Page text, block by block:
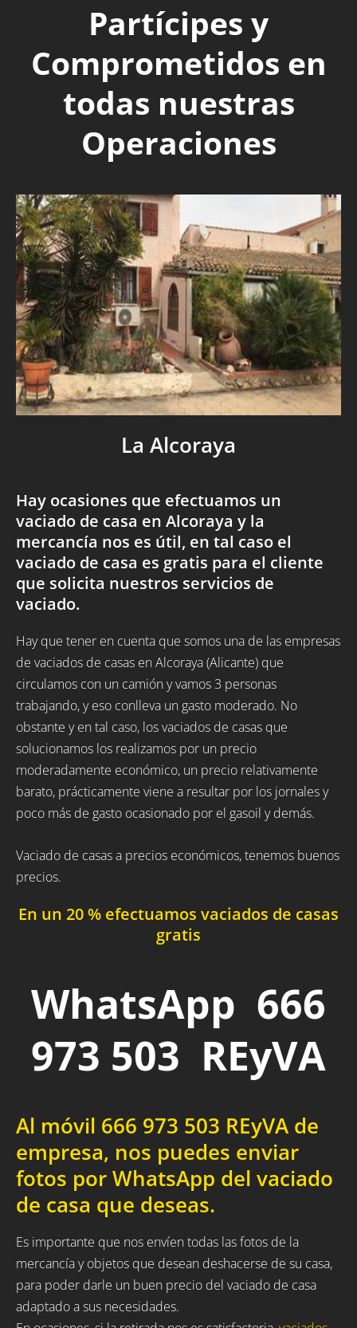
Partícipes y
Comprometidos en
todas nuestras
Operaciones
La Alcoraya
Hay ocasiones que efectuamos un
vaciado de casa en Alcoraya y la
mercancía nos es útil, en tal caso el
vaciado de casa es gratis para el cliente
que solicita nuestros servicios de
vaciado.
Hay que tener en cuenta que somos una de las empresas
de vaciados de casas en Alcoraya (Alicante) que
circulamos con un camión y vamos 3 personas
trabajando, y eso conlleva un gasto moderado. No
obstante y en tal caso, los vaciados de casas que
solucionamos los realizamos por un precio
moderadamente económico, un precio relativamente
barato, prácticamente viene a resultar por los jornales y
poco más de gasto ocasionado por el gasoil y demás.
Vaciado de casas a precios económicos, tenemos buenos
precios.
En un 20 % efectuamos vaciados de casas
gratis
WhatsApp 666
973 503 REyVA
Al móvil 666 973 503 REyVA de
empresa, nos puedes enviar
fotos por WhatsApp del vaciado
de casa que deseas.
Es importante que nos envíen todas las fotos de la
mercancía y objetos que desean deshacerse de su casa,
para poder darle un buen precio del vaciado de casa
adaptado a sus necesidades.